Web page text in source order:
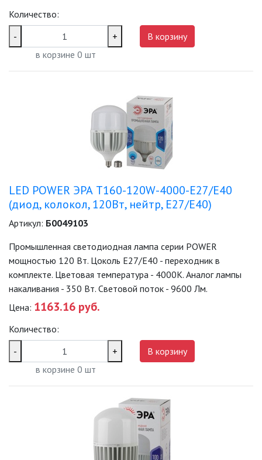
Количество:
-
+
в корзине 0 шт
В корзину
LED POWER ЭРА T160-120W-4000-E27/E40
(диод, колокол, 120Вт, нейтр, E27/E40)
Артикул: Б0049103
Промышленная светодиодная лампа серии POWER
мощностью 120 Вт. Цоколь Е27/E40 - переходник в
комплекте. Цветовая температура - 4000K. Аналог лампы
накаливания - 350 Вт. Световой поток - 9600 Лм.
Цена: 1163.16 руб.
Количество:
-
+
в корзине 0 шт
В корзину